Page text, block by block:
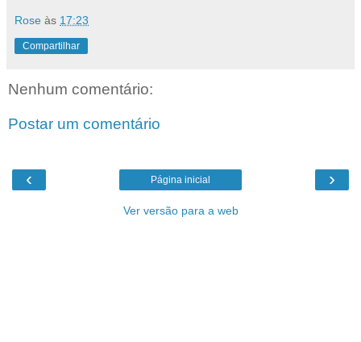
Rose às 17:23
Compartilhar
Nenhum comentário:
Postar um comentário
‹ ›
Página inicial
Ver versão para a web